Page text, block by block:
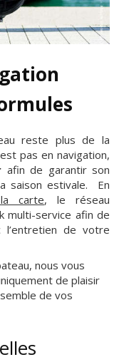
reste plus de la
pas en navigation,
afin de garantir son
saison estivale. En
carte, le réseau
multi-service afin de
de votre
nous vous
de plaisir
de vos